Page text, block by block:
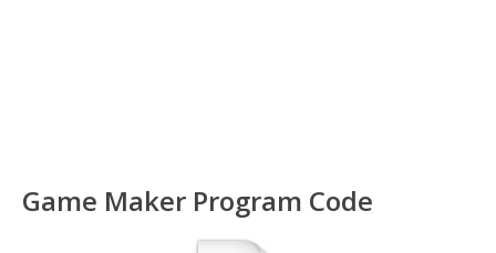
Game Maker Program Code